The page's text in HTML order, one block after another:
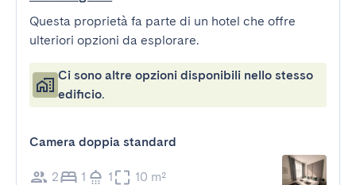
Questa proprietà fa parte di un hotel che offre
ulteriori opzioni da esplorare.
Ci sono altre opzioni disponibili nello stesso
edificio.
Camera doppia standard
2 1 1 10 m²